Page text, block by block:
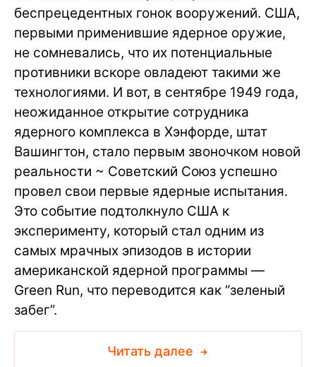
беспрецедентных гонок вооружений. США,
первыми применившие ядерное оружие,
не сомневались, что их потенциальные
противники вскоре овладеют такими же
технологиями. И вот, в сентябре 1949 года,
неожиданное открытие сотрудника
ядерного комплекса в Хэнфорде, штат
Вашингтон, стало первым звоночком новой
реальности ~ Советский Союз успешно
провел свои первые ядерные испытания.
Это событие подтолкнуло США к
эксперименту, который стал одним из
самых мрачных эпизодов в истории
американской ядерной программы —
Green Run, что переводится как “зеленый
забег”.
Читать далее